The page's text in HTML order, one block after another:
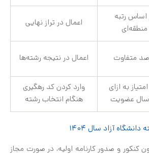
اساس رتبه
منطقه‌ای
اعمال در تراز نهایی
متفاوت اعمال در نتیجه رشته‌ها
100 امتیاز به ازای
عضویت
وارد کردن کد رهگیری
هنگام انتخاب رشته
آزاد سال 1404
کنکور و صدور کارنامه اولیه، در صورت مجاز